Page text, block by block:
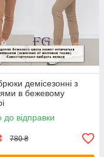
демісезонні з
в бежевому
до відправки
780 ₴